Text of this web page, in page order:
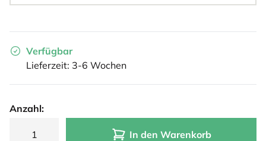
Verfügbar
Lieferzeit: 3-6 Wochen
Anzahl:
In den Warenkorb